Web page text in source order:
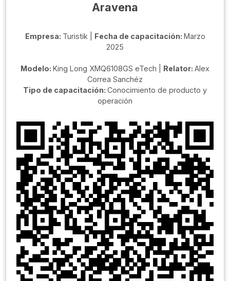
Aravena
Empresa: Turistik | Fecha de capacitación: Marzo
2025
Modelo: King Long XMQ6108GS eTech | Relator: Alex
Correa Sanchéz
Tipo de capacitación: Conocimiento de producto y
operación